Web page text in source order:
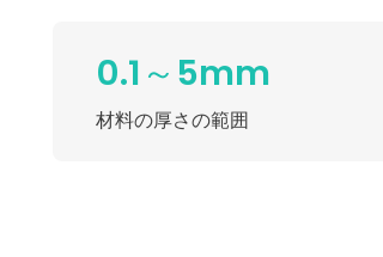
0.1～5mm
材料の厚さの範囲